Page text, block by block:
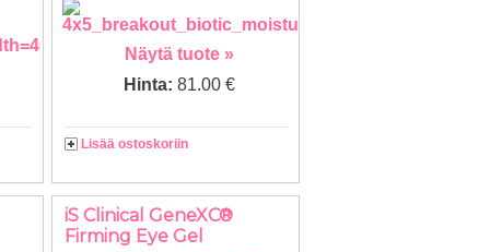
Näytä tuote »
Hinta:81.00 €
Lisää ostoskoriin
iS Clinical GeneXC®
Firming Eye Gel